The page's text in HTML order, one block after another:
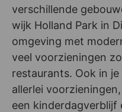
verschillende
wijk Holland Park in
omgeving met
veel voorzieningen
restaurants. Ook in
allerlei
een kinderdagverblijf